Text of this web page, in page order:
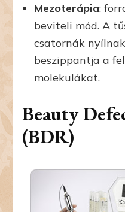
Mezoterápia:
beviteli mód. A
csatornák
beszippantja a
molekulákat.
Beauty
(BDR)